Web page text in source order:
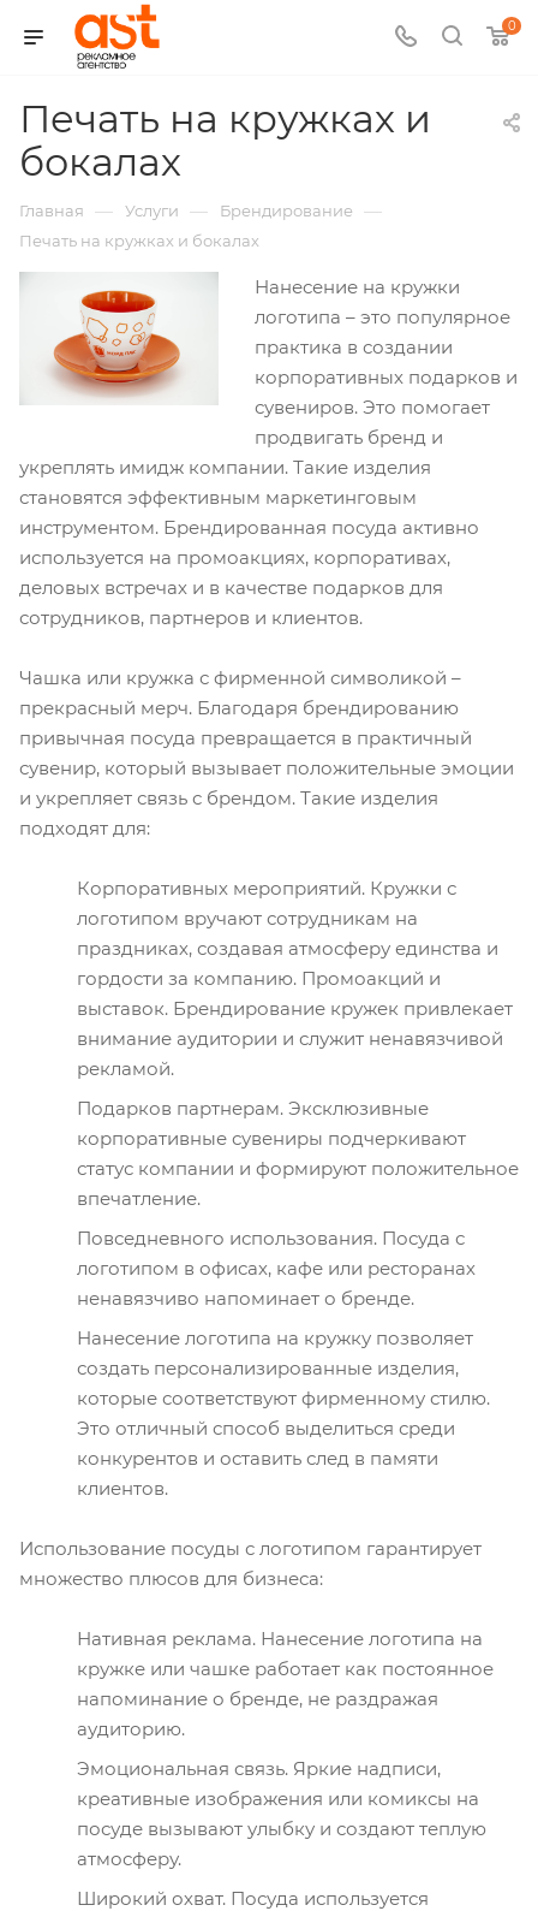
0
Печать на кружках и
бокалах
Главная — Услуги — Брендирование —
Печать на кружках и бокалах
Нанесение на кружки
логотипа – это популярное
практика в создании
корпоративных подарков и
сувениров. Это помогает
продвигать бренд и
укреплять имидж компании. Такие изделия
становятся эффективным маркетинговым
инструментом. Брендированная посуда активно
используется на промоакциях, корпоративах,
деловых встречах и в качестве подарков для
сотрудников, партнеров и клиентов.
Чашка или кружка с фирменной символикой –
прекрасный мерч. Благодаря брендированию
привычная посуда превращается в практичный
сувенир, который вызывает положительные эмоции
и укрепляет связь с брендом. Такие изделия
подходят для:
Корпоративных мероприятий. Кружки с
логотипом вручают сотрудникам на
праздниках, создавая атмосферу единства и
гордости за компанию. Промоакций и
выставок. Брендирование кружек привлекает
внимание аудитории и служит ненавязчивой
рекламой.
Подарков партнерам. Эксклюзивные
корпоративные сувениры подчеркивают
статус компании и формируют положительное
впечатление.
Повседневного использования. Посуда с
логотипом в офисах, кафе или ресторанах
ненавязчиво напоминает о бренде.
Нанесение логотипа на кружку позволяет
создать персонализированные изделия,
которые соответствуют фирменному стилю.
Это отличный способ выделиться среди
конкурентов и оставить след в памяти
клиентов.
Использование посуды с логотипом гарантирует
множество плюсов для бизнеса:
Нативная реклама. Нанесение логотипа на
кружке или чашке работает как постоянное
напоминание о бренде, не раздражая
аудиторию.
Эмоциональная связь. Яркие надписи,
креативные изображения или комиксы на
посуде вызывают улыбку и создают теплую
атмосферу.
Широкий охват. Посуда используется